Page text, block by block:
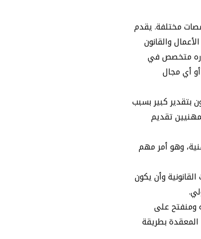
مختلفة. يقدم
والقانون
متخصص في
أي مجال
بتقدير كبير بسبب
تقديم
وهو أمر مهم
وأن يكون
ومنفتح على
المعقدة بطريقة